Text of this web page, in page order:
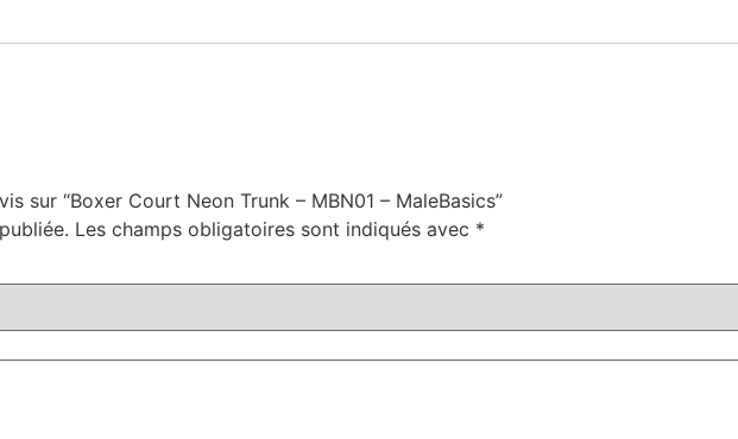
sur “Boxer Court Neon Trunk – MBN01 – MaleBasics”
Les champs obligatoires sont indiqués avec *